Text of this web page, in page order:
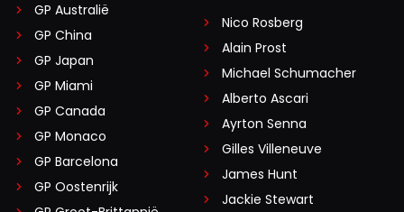
GP Australië
GP China
GP Japan
GP Miami
GP Canada
GP Monaco
GP Barcelona
GP Oostenrijk
Nico Rosberg
Alain Prost
Michael Schumacher
Alberto Ascari
Ayrton Senna
Gilles Villeneuve
James Hunt
Jackie Stewart